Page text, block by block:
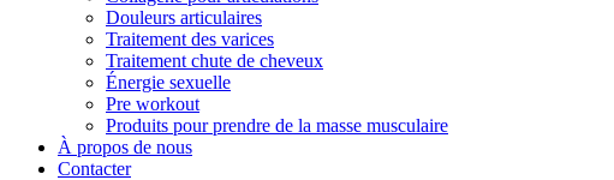
Douleurs articulaires
Traitement des varices
Traitement chute de cheveux
Énergie sexuelle
Pre workout
Produits pour prendre de la masse musculaire
À propos de nous
Contacter